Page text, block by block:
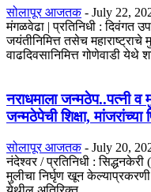
सोलापूर आजतक - July 22,
मंगळवेढा | प्रतिनिधी : दिवंगत
जयंतीनिमित्त तसेच
वाढदिवसानिमित्त गोणेवाडी येथे
नराधमाला जन्मठेप..पत्नी
जन्मठेपेची शिक्षा, मांजरांच्या
सोलापूर आजतक - July 20,
नंदेश्वर / प्रतिनिधी :
मुलीचा निर्घृण खून